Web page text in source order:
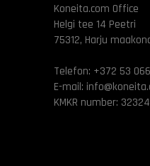
Koneita.com Office
Helgi tee 14 Peetri
75312, Harju
Telefon: +372 53
E-mail:
KMKR number: